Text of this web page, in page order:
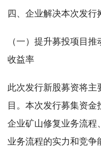
四、企业解决本次发
（一）提升募投项目
收益率
此次发行新股募资将主
目。本次发行募集资
企业矿山修复业务流程
业务流程的实力和竞争